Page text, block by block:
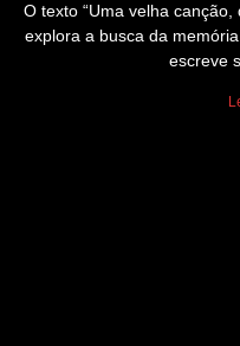
O texto “Uma velha
explora a busca da
escreve